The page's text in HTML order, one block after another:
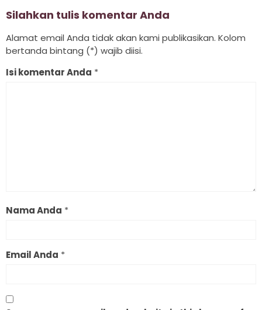
Silahkan tulis komentar Anda
Alamat email Anda tidak akan kami publikasikan. Kolom
bertanda bintang (*) wajib diisi.
Isi komentar Anda *
Nama Anda *
Email Anda *